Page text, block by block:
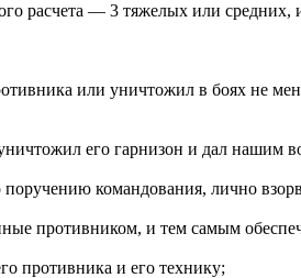
расчета — 3 тяжелых или средних,
или уничтожил в боях не
его гарнизон и дал нашим
командования, лично
противником, и тем самым
противника и его технику;